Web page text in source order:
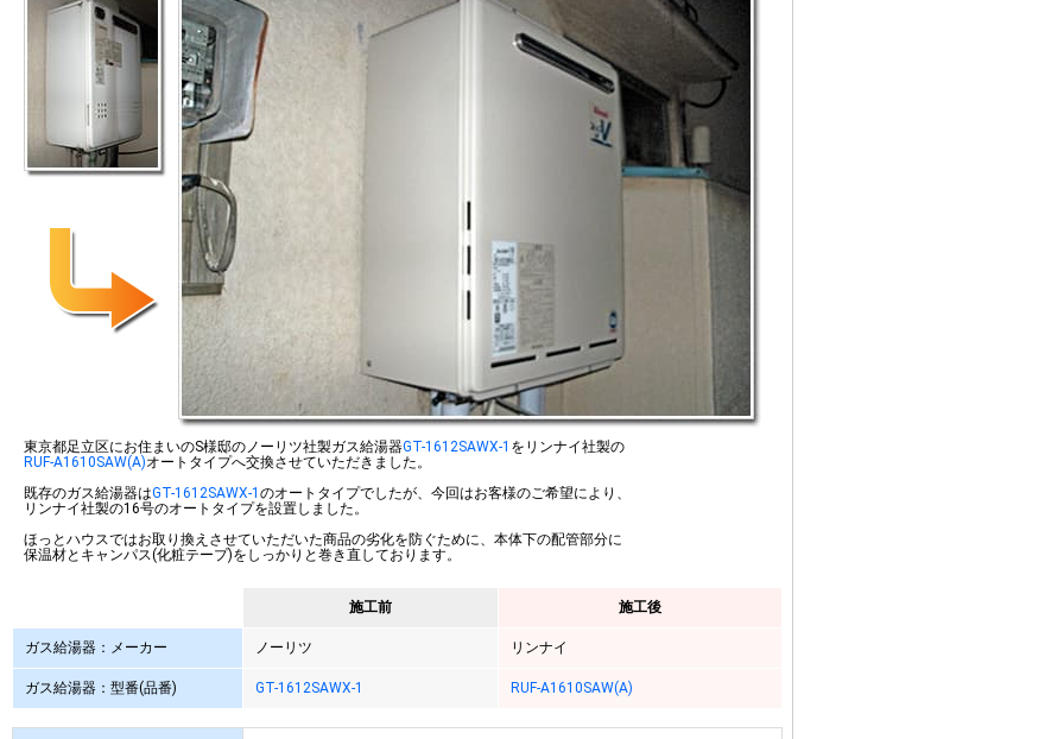
東京都足立区にお住まいのS様邸のノーリツ社製ガス給湯器GT-1612SAWX-1 をリンナイ社製の
RUF-A1610SAW(A)オートタイプへ交換させていただきました。
既存のガス給湯器はGT-1612SAWX-1 のオートタイプでしたが、今回はお客様のご希望により、
リンナイ社製の16号のオートタイプを設置しました。
ほっとハウスではお取り換えさせていただいた商品の劣化を防ぐために、本体下の配管部分に
保温材とキャンパス(化粧テープ)をしっかりと巻き直しております。
施工前 施工後
ガス給湯器：メーカー ノーリツ リンナイ
ガス給湯器：型番(品番) GT-1612SAWX-1 RUF-A1610SAW(A)